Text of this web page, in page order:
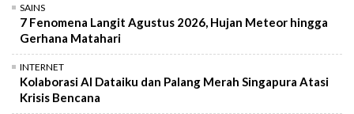
SAINS
7 Fenomena Langit Agustus 2026, Hujan Meteor hingga
Gerhana Matahari
INTERNET
Kolaborasi AI Dataiku dan Palang Merah Singapura Atasi
Krisis Bencana